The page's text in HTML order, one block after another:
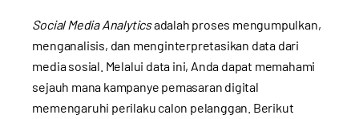
Social Media Analyticsadalah proses mengumpulkan,
menganalisis, dan menginterpretasikan data dari
media sosial. Melalui data ini, Anda dapat memahami
sejauh mana kampanye pemasaran digital
memengaruhi perilaku calon pelanggan. Berikut